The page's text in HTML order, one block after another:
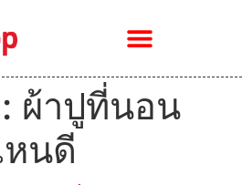
ผ้าปูที่นอน
หนดี